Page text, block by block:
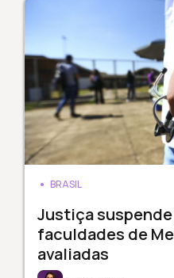
BRASIL
Justiça suspende
faculdades de
avaliadas